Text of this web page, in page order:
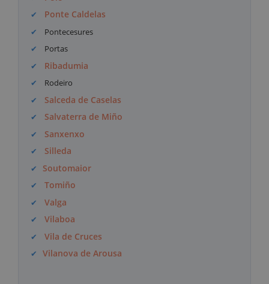
Ponte Caldelas
Pontecesures
Portas
Ribadumia
Rodeiro
Salceda de Caselas
Salvaterra de Miño
Sanxenxo
Silleda
Soutomaior
Tomiño
Valga
Vilaboa
Vila de Cruces
Vilanova de Arousa